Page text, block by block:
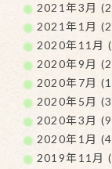
2021年3月
2021年1月
2020年11月
2020年9月
2020年7月
2020年5月
2020年3月
2020年1月
2019年11月